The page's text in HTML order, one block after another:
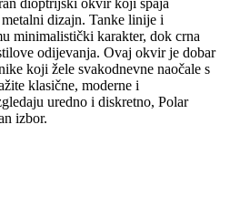
dioptrijski okvir koji spaja
dizajn. Tanke linije i
minimalistički karakter, dok crna
odijevanja. Ovaj okvir je dobar
koji žele svakodnevne naočale s
klasične, moderne i
uredno i diskretno, Polar
izbor.